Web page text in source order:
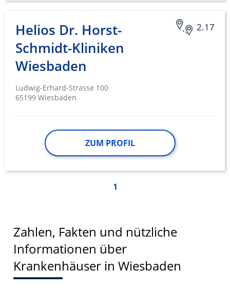
2.17
Helios Dr. Horst-
Schmidt-Kliniken
Wiesbaden
Ludwig-Erhard-Strasse 100
65199 Wiesbaden
ZUM PROFIL
1
Zahlen, Fakten und nützliche
Informationen über
Krankenhäuser in Wiesbaden